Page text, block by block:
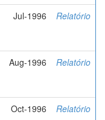
Jul-1996 Relatório
Aug-1996 Relatório
Oct-1996 Relatório